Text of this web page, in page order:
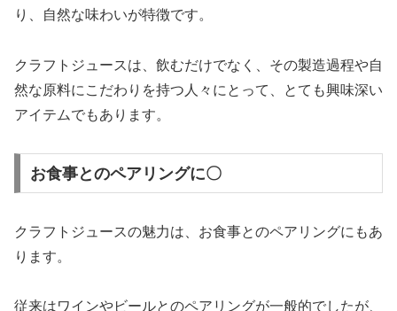
り、自然な味わいが特徴です。
クラフトジュースは、飲むだけでなく、その製造過程や自
然な原料にこだわりを持つ人々にとって、とても興味深い
アイテムでもあります。
お食事とのペアリングに〇
クラフトジュースの魅力は、お食事とのペアリングにもあ
ります。
従来はワインやビールとのペアリングが一般的でしたが、